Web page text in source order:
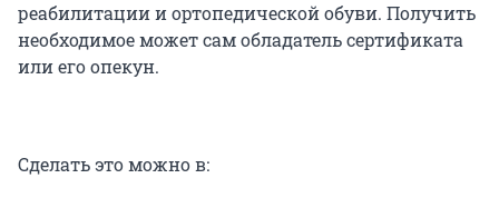
реабилитации и ортопедической обуви. Получить
необходимое может сам обладатель сертификата
или его опекун.
Сделать это можно в: